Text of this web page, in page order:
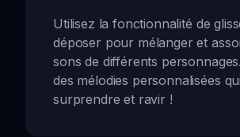
Utilisez la fonctionnalité de
déposer pour mélanger et
sons de différents
des mélodies personnalisées
surprendre et ravir !